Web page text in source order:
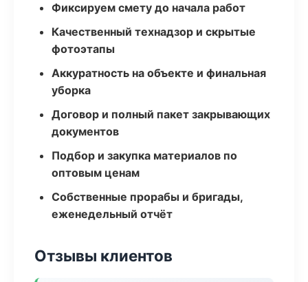
Фиксируем смету до начала работ
Качественный технадзор и скрытые
фотоэтапы
Аккуратность на объекте и финальная
уборка
Договор и полный пакет закрывающих
документов
Подбор и закупка материалов по
оптовым ценам
Собственные прорабы и бригады,
еженедельный отчёт
Отзывы клиентов